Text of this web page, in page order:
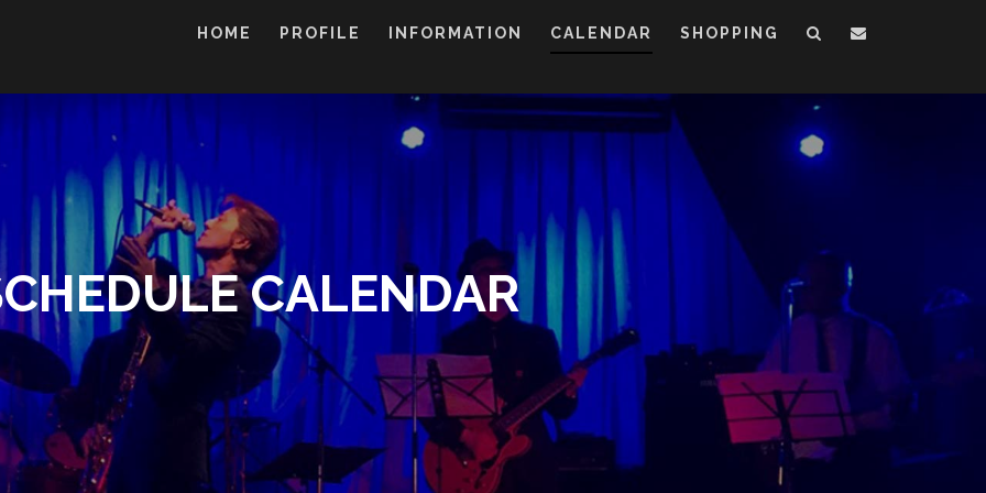
HOME PROFILE INFORMATION CALENDAR SHOPPING
CALENDAR